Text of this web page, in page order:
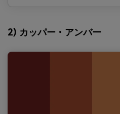
2) カッパー・アンバー